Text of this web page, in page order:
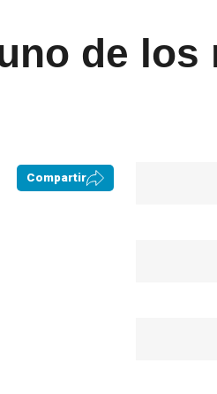
de los
Compartir